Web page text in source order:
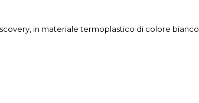
in materiale termoplastico di colore bianco